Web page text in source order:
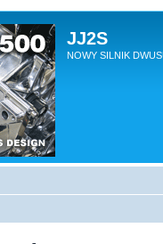
JJ2S
NOWY SILNIK